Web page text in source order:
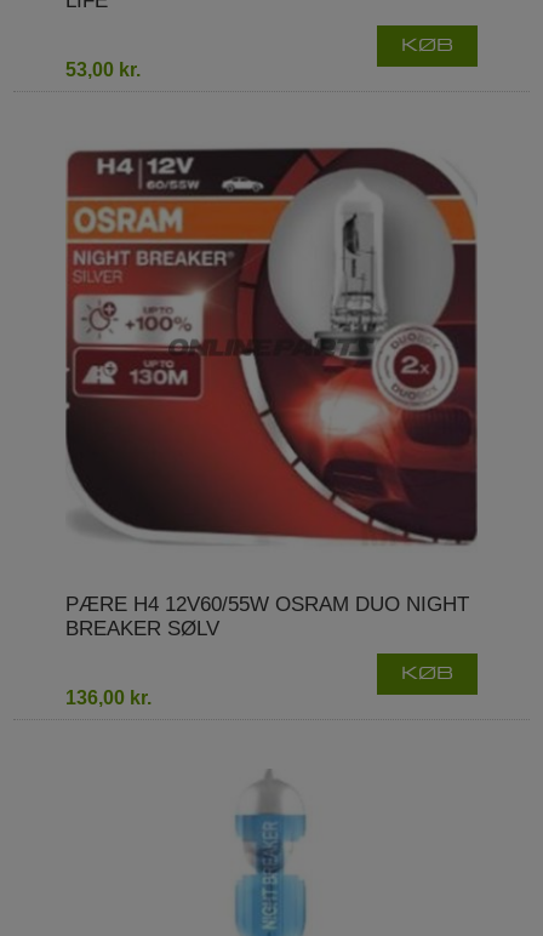
53,00 kr.
KØB
PÆRE H4 12V60/55W OSRAM DUO NIGHT
BREAKER SØLV
136,00 kr.
KØB